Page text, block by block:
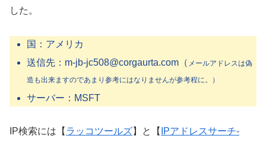
した。
国：アメリカ
送信先：m-jb-jc508@corgaurta.com（ メールアドレスは偽
造も出来ますのであまり参考にはなりませんが参考程に。）
サーバー：MSFT
IP検索には【 ラッコツールズ】と【 IPアドレスサーチ-